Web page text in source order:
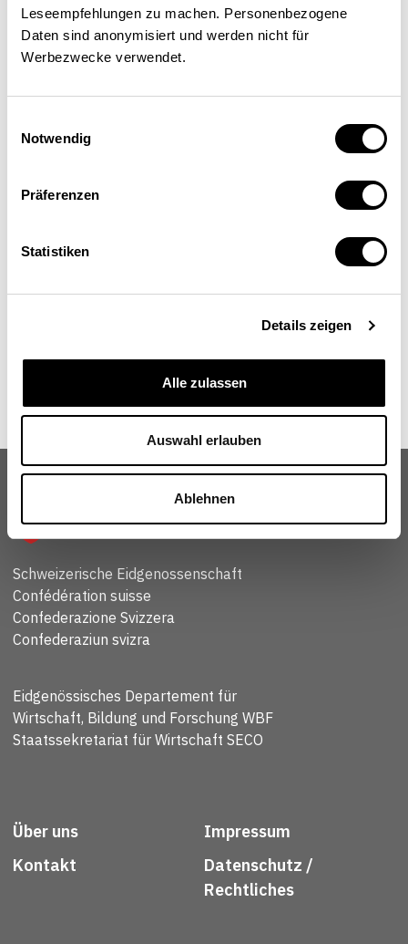
Leseempfehlungen zu machen. Personenbezogene
Daten sind anonymisiert und werden nicht für
Werbezwecke verwendet.
Notwendig
Präferenzen
Statistiken
Details zeigen
Alle zulassen
Auswahl erlauben
Ablehnen
Georg Lutz
Selects beim Schweizer Kompetenzzentrum
Schweizerische Eidgenossenschaft
Confédération suisse
Confederazione Svizzera
Confederaziun svizra
Eidgenössisches Departement für
Wirtschaft, Bildung und Forschung WBF
Staatssekretariat für Wirtschaft SECO
Über uns
Kontakt
Impressum
Datenschutz /
Rechtliches